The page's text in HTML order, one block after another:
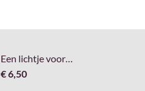
Een lichtje voor…
€ 6,50